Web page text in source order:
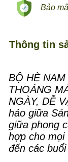
Bảo
Thông tin
BỘ HÈ
THOÁNG
NGÀY, DỄ
hảo giữa
giữa phong
hợp cho
đến các